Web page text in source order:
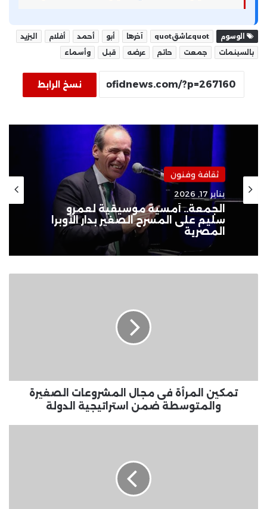
الوسوم quotعاشقquot آخرها أبو أحمد أفلام
اليزيد
بالسينمات
جمعت حاتم عرضه قبل وأسماء
نسخ الرابط
ثقافة وفنون
يناير 17, 2026
الجمعة.. أمسية موسيقية لعمرو
سليم على المسرح الصغير بدار الأوبرا
المصرية
استراتيجية
الدولةتمكين المرأة فى مجال المشروعات الصغيرة
والمتوسطة ضمن استراتيجية الدولة